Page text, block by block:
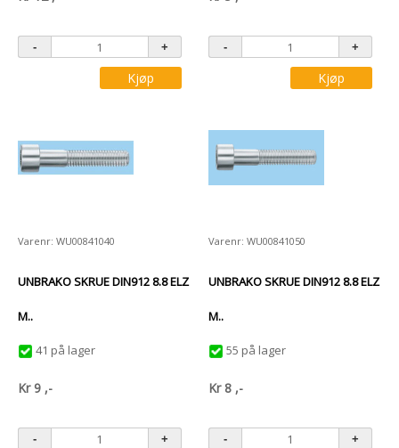
Kjøp Kjøp
Varenr: WU00841040
UNBRAKO SKRUE DIN912 8.8 ELZ
M..
41 på lager
Kr 9 ,-
Varenr: WU00841050
UNBRAKO SKRUE DIN912 8.8 ELZ
M..
55 på lager
Kr 8 ,-